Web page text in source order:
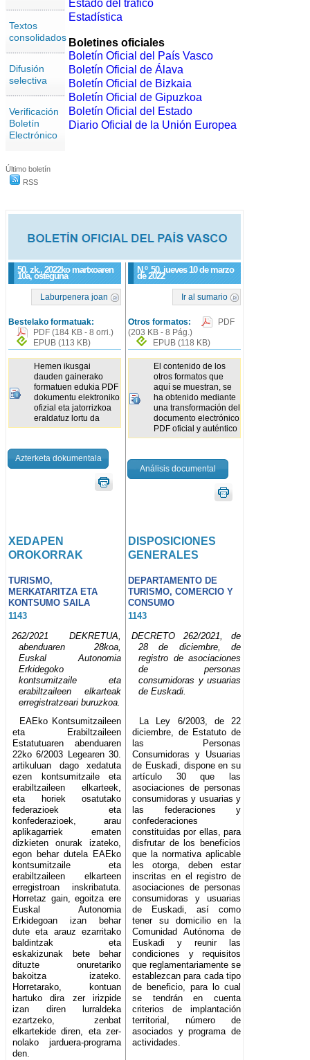
Textos
consolidados
Difusión
selectiva
Verificación
Boletín
Electrónico
Último boletín
RSS
50. zk., 2022ko martxoaren
10a, osteguna
N.º50, jueves 10 de marzo
de 2022
Laburpenera joan
Bestelako formatuak:
PDF (184 KB - 8 orri.)
EPUB (113 KB)
Hemen ikusgai
dauden gainerako
formatuen edukia PDF
dokumentu elektroniko
ofizial eta jatorrizkoa
eraldatuz lortu da
Azterketa dokumentala
Ir al sumario
Otros formatos:
PDF
(203 KB - 8 Pág.)
EPUB(118 KB)
El contenido de los
otros formatos que
aquí se muestran, se
ha obtenido mediante
una transformación del
documento electrónico
PDF oficial y auténtico
Análisis documental
XEDAPEN
OROKORRAK
DISPOSICIONES
GENERALES
TURISMO,
MERKATARITZA ETA
KONTSUMO SAILA
DEPARTAMENTO DE
TURISMO, COMERCIO Y
CONSUMO
1143
1143
262/2021 DEKRETUA,
abenduaren 28koa,
Euskal Autonomia
Erkidegoko
kontsumitzaile eta
erabiltzaileen elkarteak
erregistratzeari buruzkoa.
DECRETO 262/2021, de
28 de diciembre, de
registro de asociaciones
de personas
consumidoras y usuarias
de Euskadi.
EAEko Kontsumitzaileen
eta Erabiltzaileen
Estatutuaren abenduaren
22ko 6/2003 Legearen 30.
artikuluan dago xedatuta
ezen kontsumitzaile eta
erabiltzaileen elkarteek,
eta horiek osatutako
federazioek eta
konfederazioek, arau
aplikagarriek ematen
dizkieten onurak izateko,
egon behar dutela EAEko
kontsumitzaile eta
erabiltzaileen elkarteen
erregistroan inskribatuta.
Horretaz gain, egoitza ere
Euskal Autonomia
Erkidegoan izan behar
dute eta arauz ezarritako
baldintzak eta
eskakizunak bete behar
dituzte onuretariko
bakoitza izateko.
Horretarako, kontuan
hartuko dira zer irizpide
izan diren lurraldeka
ezartzeko, zenbat
elkartekide diren, eta zer-
nolako jarduera-programa
den.
La Ley 6/2003, de 22
diciembre, de Estatuto de
las Personas
Consumidoras y Usuarias
de Euskadi, dispone en su
artículo 30 que las
asociaciones de personas
consumidoras y usuarias y
las federaciones y
confederaciones
constituidas por ellas, para
disfrutar de los beneficios
que la normativa aplicable
les otorga, deben estar
inscritas en el registro de
asociaciones de personas
consumidoras y usuarias
de Euskadi, así como
tener su domicilio en la
Comunidad Autónoma de
Euskadi y reunir las
condiciones y requisitos
que reglamentariamente se
establezcan para cada tipo
de beneficio, para lo cual
se tendrán en cuenta
criterios de implantación
territorial, número de
asociados y programa de
actividades.
Estado del tráfico
Estadística
Boletines oficiales
Boletín Oficial del País Vasco
Boletín Oficial de Álava
Boletín Oficial de Bizkaia
Boletín Oficial de Gipuzkoa
Boletín Oficial del Estado
Diario Oficial de la Unión Europea